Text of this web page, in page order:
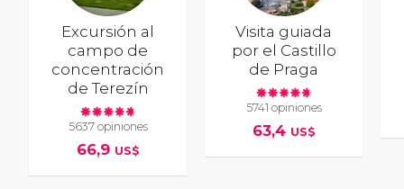
Excursión al
campo de
concentración
de Terezín
5637 opiniones
66,9 US$
Visita guiada
por el Castillo
de Praga
5741 opiniones
63,4 US$